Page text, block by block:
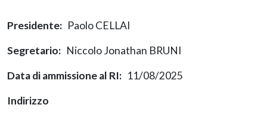
Presidente
Paolo CELLAI
Segretario
Niccolo Jonathan BRUNI
Data di ammissione al RI
11/08/2025
Indirizzo